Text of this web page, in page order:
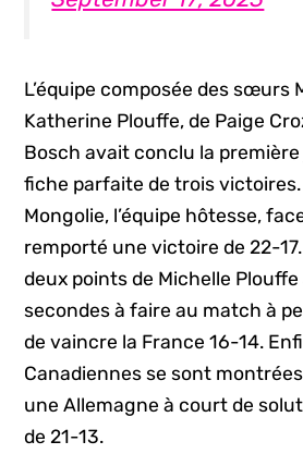
L’équipe composée des sœurs
Katherine Plouffe, de Paige
Bosch avait conclu la
fiche parfaite de trois victoires.
Mongolie, l’équipe hôtesse,
remporté une victoire de 22-
deux points de Michelle
secondes à faire au match à
de vaincre la France 16-14.
Canadiennes se sont
une Allemagne à court de
de 21-13.